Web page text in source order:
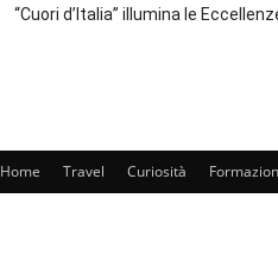
“Cuori d’Italia” illumina le
Home Travel Curiosità